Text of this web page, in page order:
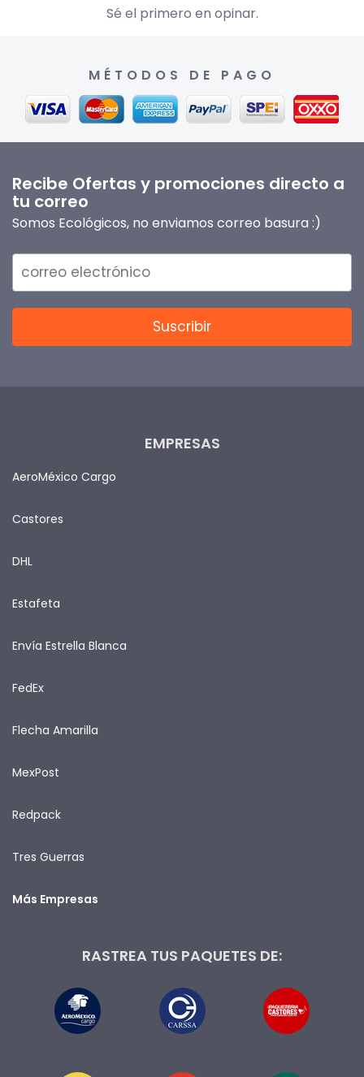
Sé el primero en opinar.
MÉTODOS DE PAGO
Recibe Ofertas y promociones directo a
tu correo
Somos Ecológicos, no enviamos correo basura :)
EMPRESAS
AeroMéxico Cargo
Castores
DHL
Estafeta
Envía Estrella Blanca
FedEx
Flecha Amarilla
MexPost
Redpack
Tres Guerras
Más Empresas
RASTREA TUS PAQUETES DE: